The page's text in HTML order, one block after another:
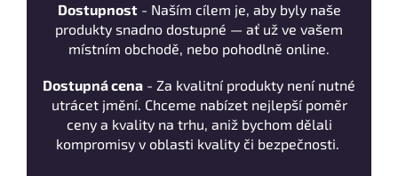
Dostupnost- Naším cílem je, aby byly naše
produkty snadno dostupné — ať už ve vašem
místním obchodě, nebo pohodlně online.
Dostupná cena - Za kvalitní produkty není nutné
utrácet jmění. Chceme nabízet nejlepší poměr
ceny a kvality na trhu, aniž bychom dělali
kompromisy v oblasti kvality či bezpečnosti.